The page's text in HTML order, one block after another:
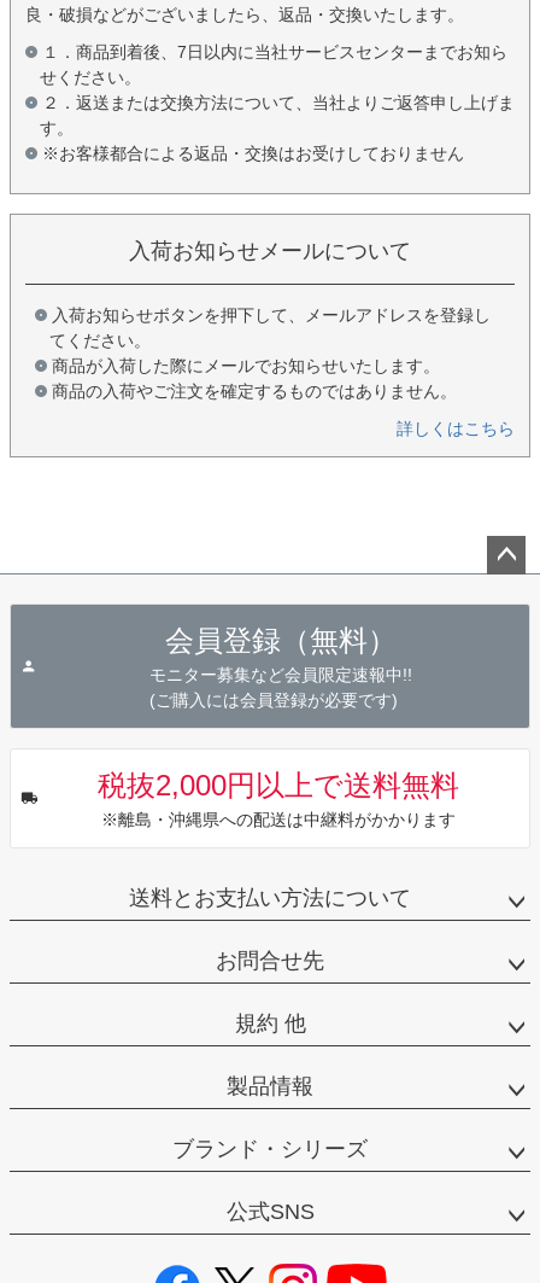
良・破損などがございましたら、返品・交換いたします。
１．商品到着後、7日以内に当社サービスセンターまでお知ら
せください。
２．返送または交換方法について、当社よりご返答申し上げま
す。
※お客様都合による返品・交換はお受けしておりません
入荷お知らせメールについて
入荷お知らせボタンを押下して、メールアドレスを登録し
てください。
商品が入荷した際にメールでお知らせいたします。
商品の入荷やご注文を確定するものではありません。
詳しくはこちら
会員登録（無料）
モニター募集など会員限定速報中!!
(ご購入には会員登録が必要です)
税抜2,000円以上で送料無料
※離島・沖縄県への配送は中継料がかかります
送料とお支払い方法について
お問合せ先
規約 他
製品情報
ブランド・シリーズ
公式SNS